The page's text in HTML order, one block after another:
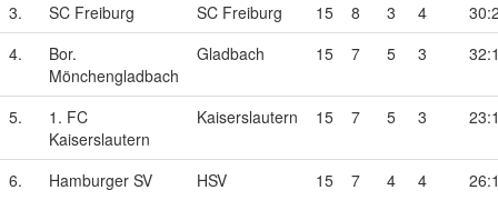
3.
SC Freiburg SC Freiburg 15 8 3 4
4.
Bor.
Mönchengladbach
Gladbach 15 7 5 3
5.
1. FC
Kaiserslautern
Kaiserslautern 15 7 5 3
6. Hamburger SV HSV 15 7 4 4